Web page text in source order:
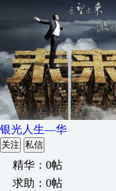
银光人生—华
关注 私信
精华：0帖
求助：0帖